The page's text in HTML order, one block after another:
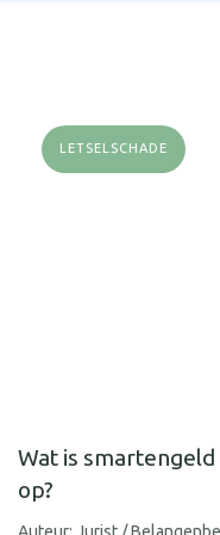
LETSELSCHADE
Wat is
op?
Auteur: Jurist /